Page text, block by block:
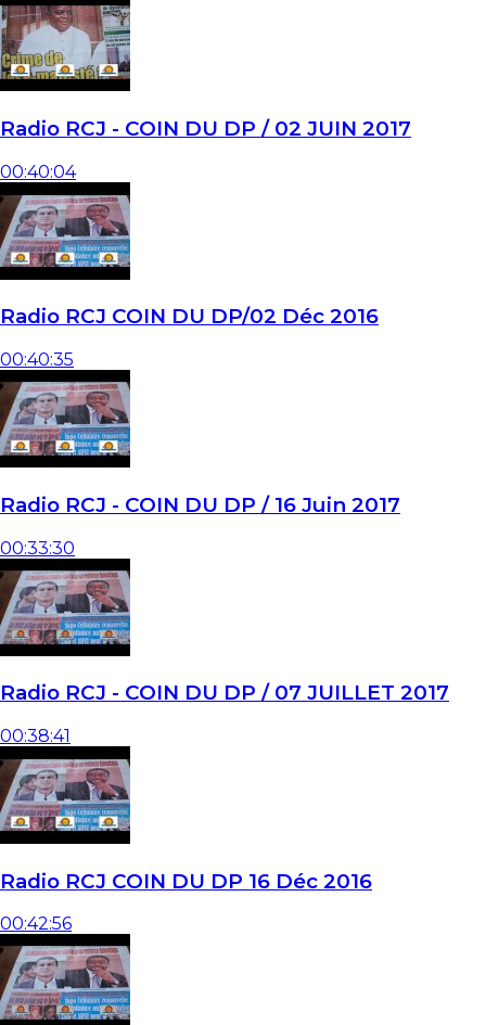
Radio RCJ - COIN DU DP / 02 JUIN 2017
00:40:04
Radio RCJ COIN DU DP/02 Déc 2016
00:40:35
Radio RCJ - COIN DU DP / 16 Juin 2017
00:33:30
Radio RCJ - COIN DU DP / 07 JUILLET 2017
00:38:41
Radio RCJ COIN DU DP 16 Déc 2016
00:42:56